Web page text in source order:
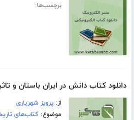
برچسب‌ها:
دانلود کتاب دانش در ایران باستان و
از:پرویز شهریاری
موضوع:کتاب‌های